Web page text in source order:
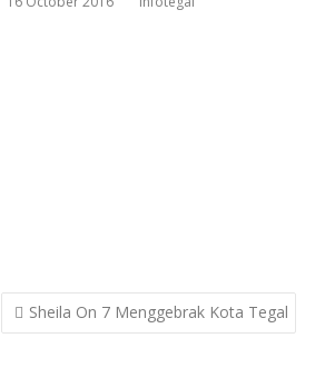
Post
navigation
Sheila On 7 Menggebrak Kota Tegal